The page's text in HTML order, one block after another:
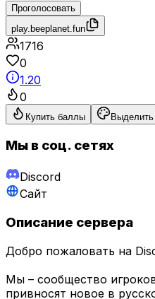
Проголосовать
play.beeplanet.fun
1716
0
1.20
0
Купить баллы Выделить
Мы в соц. сетях
Discord
Сайт
Описание сервера
Добро пожаловать на
Мы – сообщество
привносят новое в